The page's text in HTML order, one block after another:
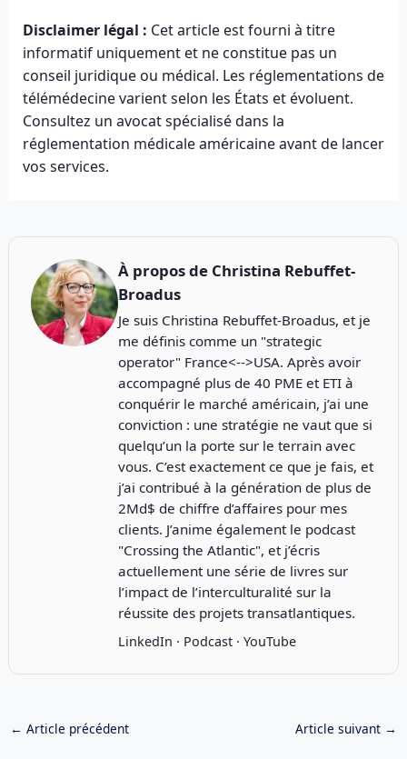
Disclaimer légal : Cet article est fourni à titre
informatif uniquement et ne constitue pas un
conseil juridique ou médical. Les réglementations de
télémédecine varient selon les États et évoluent.
Consultez un avocat spécialisé dans la
réglementation médicale américaine avant de lancer
vos services.
À propos de Christina Rebuffet-
Broadus
Je suis Christina Rebuffet-Broadus, et je
me définis comme un "strategic
operator" France<-->USA. Après avoir
accompagné plus de 40 PME et ETI à
conquérir le marché américain, j’ai une
conviction : une stratégie ne vaut que si
quelqu’un la porte sur le terrain avec
vous. C’est exactement ce que je fais, et
j’ai contribué à la génération de plus de
2Md$ de chiffre d’affaires pour mes
clients. J’anime également le podcast
"Crossing the Atlantic", et j’écris
actuellement une série de livres sur
l’impact de l’interculturalité sur la
réussite des projets transatlantiques.
LinkedIn · Podcast· YouTube
← Article précédent Article suivant →